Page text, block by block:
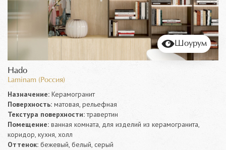
Шоурум
Hado
Laminam (Россия)
Назначение: Керамогранит
Поверхность: матовая, рельефная
Текстура поверхности:травертин
Помещение: ванная комната, для изделий из керамогранита,
коридор, кухня, холл
Оттенок: бежевый, белый, серый